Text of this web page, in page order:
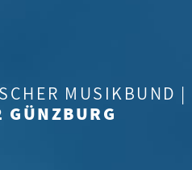
MUSIKBUND |
GÜNZBURG